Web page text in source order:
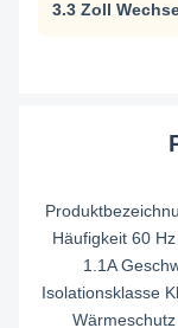
3.3 Zoll
Häufigkeit 60
1.1A
Isolationsklasse